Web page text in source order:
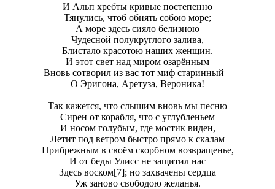
И Альп хребты кривые постепенно
Тянулись, чтоб обнять собою море;
А море здесь сияло белизною
Чудесной полукруглого залива,
Блистало красотою наших женщин.
И этот свет над миром озарённым
Вновь сотворил из вас тот миф старинный –
О Эригона, Аретуза, Вероника!
Так кажется, что слышим вновь мы песню
Сирен от корабля, что с углубленьем
И носом голубым, где мостик виден,
Летит под ветром быстро прямо к скалам
Прибрежным в своём скорбном возвращенье,
И от беды Улисс не защитил нас
Здесь воском[7]; но захвачены сердцa
Уж заново свободою желанья.